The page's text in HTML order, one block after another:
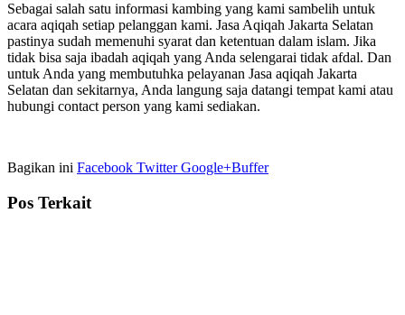
Sebagai salah satu informasi kambing yang kami sambelih untuk
acara aqiqah setiap pelanggan kami. Jasa Aqiqah Jakarta Selatan
pastinya sudah memenuhi syarat dan ketentuan dalam islam. Jika
tidak bisa saja ibadah aqiqah yang Anda selengarai tidak afdal. Dan
untuk Anda yang membutuhka pelayanan Jasa aqiqah Jakarta
Selatan dan sekitarnya, Anda langung saja datangi tempat kami atau
hubungi contact person yang kami sediakan.
Bagikan ini Facebook TwitterGoogle+Buffer
Pos Terkait